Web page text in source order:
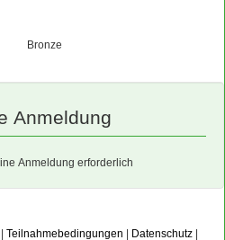
Bronze
Anmeldung
Anmeldung erforderlich
Teilnahmebedingungen Datenschutz